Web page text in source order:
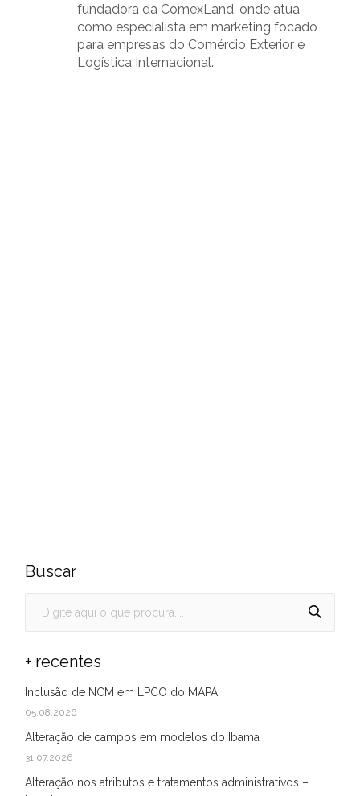
fundadora da ComexLand, onde atua
como especialista em marketing focado
para empresas do Comércio Exterior e
Logística Internacional.
Buscar
+ recentes
Inclusão de NCM em LPCO do MAPA
05.08.2026
Alteração de campos em modelos do Ibama
31.07.2026
Alteração nos atributos e tratamentos administrativos –